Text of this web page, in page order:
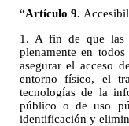
“Artículo 9.
1. A fin de que las
plenamente en
asegurar el acceso
entorno físico, el
tecnologías de la
público o de uso
identificación y